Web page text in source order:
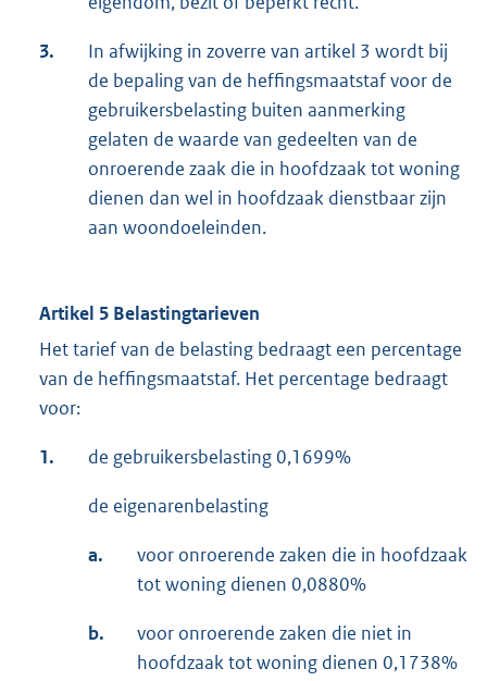
3.
In afwijking in zoverre van artikel 3 wordt bij
de bepaling van de heffingsmaatstaf voor de
gebruikersbelasting buiten aanmerking
gelaten de waarde van gedeelten van de
onroerende zaak die in hoofdzaak tot woning
dienen dan wel in hoofdzaak dienstbaar zijn
aan woondoeleinden.
Artikel 5 Belastingtarieven
Het tarief van de belasting bedraagt een percentage
van de heffingsmaatstaf. Het percentage bedraagt
voor:
1. de gebruikersbelasting 0,1699%
de eigenarenbelasting
a.
voor onroerende zaken die in hoofdzaak
tot woning dienen 0,0880%
b.
voor onroerende zaken die niet in
hoofdzaak tot woning dienen 0,1738%